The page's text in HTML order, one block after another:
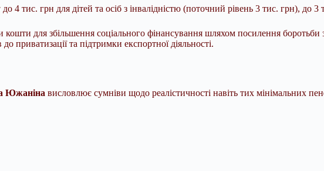
4 тис. грн для дітей та осіб з інвалідністю (поточний рівень 3 тис. грн), до
для збільшення соціального фінансування шляхом посилення боротьби
приватизації та підтримки експортної діяльності.
Южаніна висловлює сумніви щодо реалістичності навіть тих мінімальних